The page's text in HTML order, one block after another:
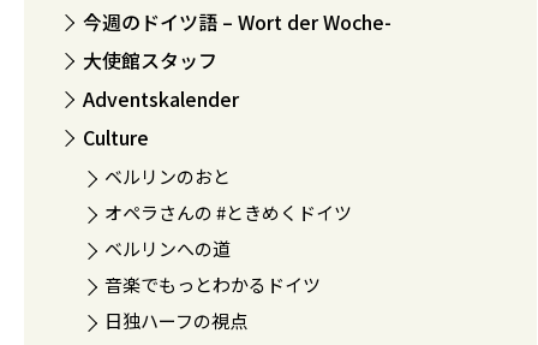
今週のドイツ語 – Wort der Woche-
大使館スタッフ
Adventskalender
Culture
ベルリンのおと
オペラさんの #ときめくドイツ
ベルリンへの道
音楽でもっとわかるドイツ
日独ハーフの視点